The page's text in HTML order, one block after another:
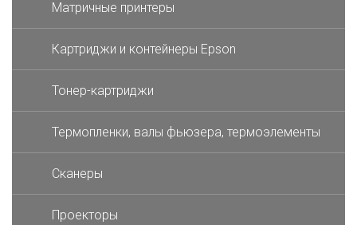
Матричные принтеры
Картриджи и контейнеры Epson
Тонер-картриджи
Термопленки, валы фьюзера, термоэлементы
Сканеры
Проекторы